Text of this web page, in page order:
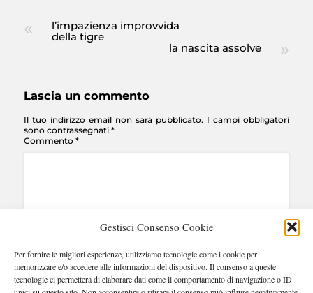
Gestisci Consenso Cookie
Per fornire le migliori esperienze, utilizziamo tecnologie come i cookie per
memorizzare e/o accedere alle informazioni del dispositivo. Il consenso a queste
tecnologie ci permetterà di elaborare dati come il comportamento di navigazione o ID
l’impazienza improvvida
della tigre
la nascita assolve
Lascia un commento
Il tuo indirizzo email non sarà pubblicato. I campi obbligatori
sono contrassegnati *
Commento *
Nome* Email* Sito web